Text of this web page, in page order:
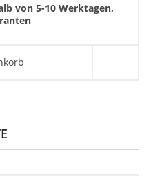
von 5-10 Werktagen,